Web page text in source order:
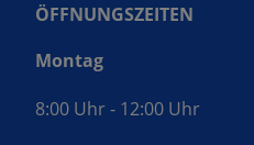
ÖFFNUNGSZEITEN
Montag
8:00 Uhr - 12:00 Uhr